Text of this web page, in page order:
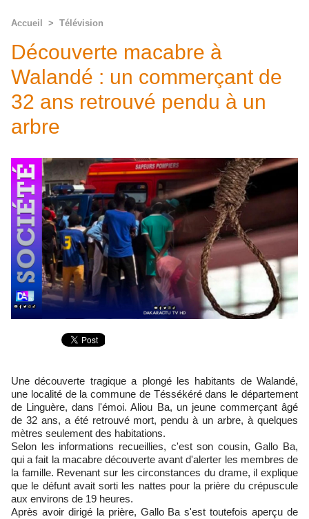
Accueil > Télévision
Découverte macabre à
Walandé : un commerçant de
32 ans retrouvé pendu à un
arbre
Une découverte tragique a plongé les habitants de Walandé,
une localité de la commune de Téssékéré dans le département
de Linguère, dans l'émoi. Aliou Ba, un jeune commerçant âgé
de 32 ans, a été retrouvé mort, pendu à un arbre, à quelques
mètres seulement des habitations.
Selon les informations recueillies, c'est son cousin, Gallo Ba,
qui a fait la macabre découverte avant d'alerter les membres de
la famille. Revenant sur les circonstances du drame, il explique
que le défunt avait sorti les nattes pour la prière du crépuscule
aux environs de 19 heures.
Après avoir dirigé la prière, Gallo Ba s'est toutefois aperçu de